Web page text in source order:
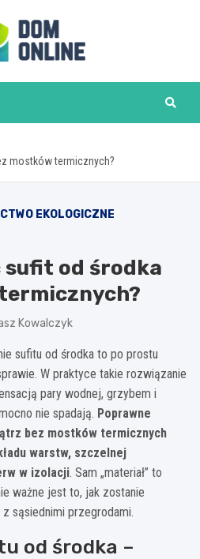
mostków termicznych?
EKOLOGICZNE
sufit od środka
Kowalczyk
sufitu od środka to po prostu
W praktyce takie rozwiązanie
pary wodnej, grzybem i
nie spadają. Poprawne
bez mostków termicznych
warstw, szczelnej
w izolacji. Sam „materiał” to
ważne jest to, jak zostanie
sąsiednimi przegrodami.
od środka –